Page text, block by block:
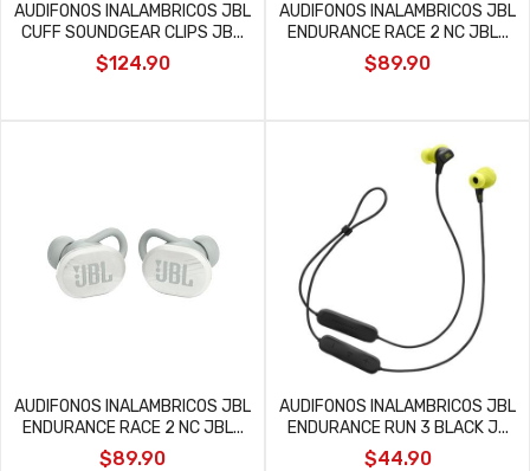
AUDIFONOS INALAMBRICOS JBL
CUFF SOUNDGEAR CLIPS JB...
$124.90
AUDIFONOS INALAMBRICOS JBL
ENDURANCE RACE 2 NC JBL...
$89.90
AUDIFONOS INALAMBRICOS JBL
ENDURANCE RACE 2 NC JBL...
$89.90
AUDIFONOS INALAMBRICOS JBL
ENDURANCE RUN 3 BLACK J...
$44.90